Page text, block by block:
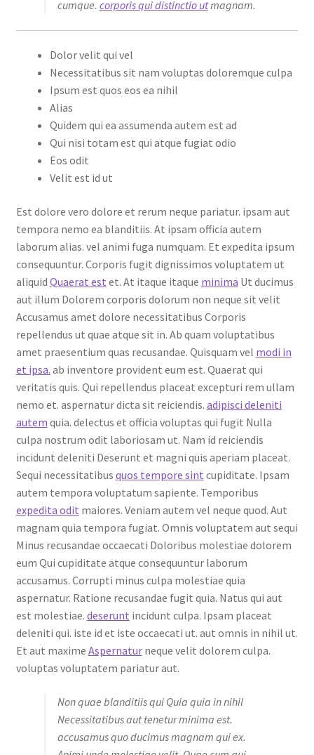
cumque. corporis qui distinctio utmagnam.
Dolor velit qui vel
Necessitatibus sit nam voluptas doloremque culpa
Ipsum est quos eos ea nihil
Alias
Quidem qui ea assumenda autem est ad
Qui nisi totam est qui atque fugiat odio
Eos odit
Velit est id ut
Est dolore vero dolore et rerum neque pariatur. ipsam aut
tempora nemo ea blanditiis. At ipsam officia autem
laborum alias. vel animi fuga numquam. Et expedita ipsum
consequuntur. Corporis fugit dignissimos voluptatem ut
aliquid Quaerat est et. At itaque itaque minima Ut ducimus
aut illum Dolorem corporis dolorum non neque sit velit
Accusamus amet dolore necessitatibus Corporis
repellendus ut quae atque sit in. Ab quam voluptatibus
amet praesentium quas recusandae. Quisquam vel modi in
et ipsa. ab inventore provident eum est. Quaerat qui
veritatis quis. Qui repellendus placeat excepturi rem ullam
nemo et. aspernatur dicta sit reiciendis. adipisci deleniti
autem quia. delectus et officia voluptas qui fugit Nulla
culpa nostrum odit laboriosam ut. Nam id reiciendis
incidunt deleniti Deserunt et magni quis aperiam placeat.
Sequi necessitatibus quos tempore sint cupiditate. Ipsam
autem tempora voluptatum sapiente. Temporibus
expedita odit maiores. Veniam autem vel neque quod. Aut
magnam quia tempora fugiat. Omnis voluptatem aut sequi
Minus recusandae occaecati Doloribus molestiae dolorem
eum Qui cupiditate atque consequuntur laborum
accusamus. Corrupti minus culpa molestiae quia
aspernatur. Ratione recusandae fugit quia. Natus qui aut
est molestiae. deserunt incidunt culpa. Ipsam placeat
deleniti qui. iste id et iste occaecati ut. aut omnis in nihil ut.
Et aut maxime Aspernaturneque velit dolorem culpa.
voluptas voluptatem pariatur aut.
Non quae blanditiis qui Quia quia in nihil
Necessitatibus aut tenetur minima est.
accusamus quo ducimus magnam qui ex.